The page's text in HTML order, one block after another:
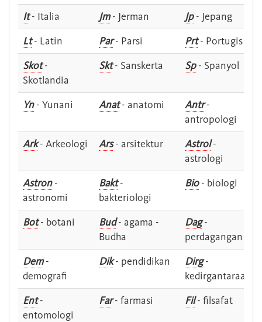
It- Italia Jm- Jerman Jp- Jepang
Lt- Latin Par- Parsi Prt- Portugis
Skot-
Skotlandia
Skt- Sanskerta Sp- Spanyol
Yn- Yunani Anat- anatomi Antr-
antropologi
Ark- Arkeologi Ars- arsitektur Astrol-
astrologi
Astron-
astronomi
Bakt-
bakteriologi
Bio- biologi
Bot- botani Bud- agama -
Budha
Dag-
perdagangan
Dem-
demografi
Dik- pendidikan Dirg-
kedirgantaraan
Ent-
entomologi
Far- farmasi Fil- filsafat